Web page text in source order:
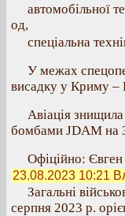
автомобільної
од,
спеціальна
У межах
висадку у Криму
Авіація
бомбами JDAM на
Офіційно:
23.08.2023 10:21
Загальні
серпня 2023 р.